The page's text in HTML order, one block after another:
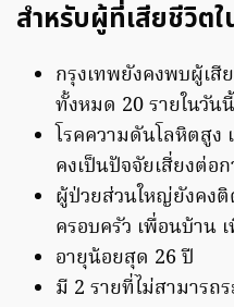
สำหรับผู้ที่เสียชีวิต
กรุงเทพยังคงพบผู้เสี
ทั้งหมด 20 รายในวัน
โรคความดันโลหิตสูง
คงเป็นปัจจัยเสี่ยงต่อ
ผู้ป่วยส่วนใหญ่ยังคงติ
ครอบครัว เพื่อนบ้าน
อายุน้อยสุด 26 ปี
มี 2 รายที่ไม่สามารถ